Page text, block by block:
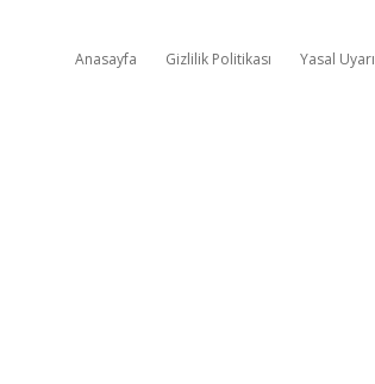
Anasayfa Gizlilik Politikası Yasal Uyarı